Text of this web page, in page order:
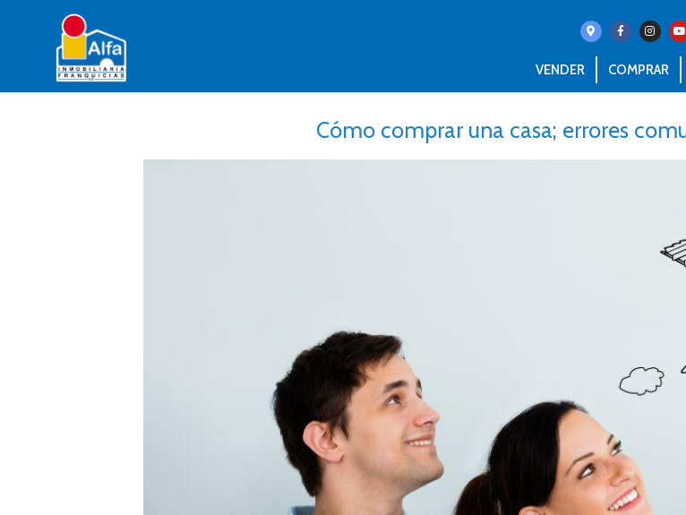
VENDER COMPRAR
Cómo comprar una casa; errores